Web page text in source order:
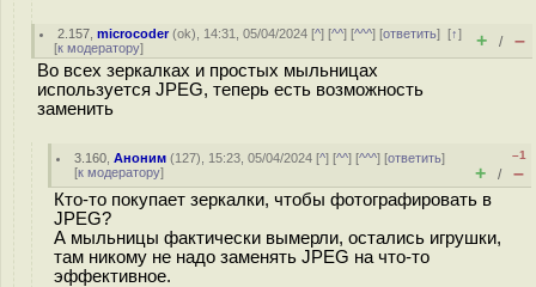
2.157 ,microcoder(ok), 14:31, 05/04/2024 [^] [^^] [^^^] [ответить][↑]
[к модератору] + / –
Во всех зеркалках и простых мыльницах
используется JPEG, теперь есть возможность
заменить
3.160 ,Аноним (127), 15:23, 05/04/2024 [^] [^^] [^^^] [ответить]
[к модератору]
–1
+ / –
Кто-то покупает зеркалки, чтобы фотографировать в
JPEG?
А мыльницы фактически вымерли, остались игрушки,
там никому не надо заменять JPEG на что-то
эффективное.